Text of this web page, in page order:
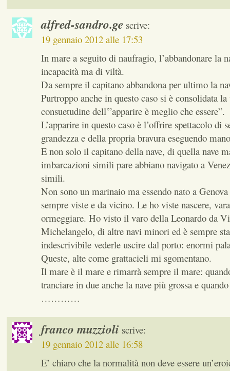
alfred-sandro.ge scrive:
19 gennaio 2012 alle 17:53
In mare a seguito di naufragio, l’abbandonare la
incapacità ma di viltà.
Da sempre il capitano abbandona per ultimo la
Purtroppo anche in questo caso si è consolidata
consuetudine dell'”apparire è meglio che essere”.
L’apparire in questo caso è l’offrire spettacolo di
grandezza e della propria bravura eseguendo
E non solo il capitano della nave, di quella nave
imbarcazioni simili pare abbiano navigato a
simili.
Non sono un marinaio ma essendo nato a
sempre viste e da vicino. Le ho viste nascere,
ormeggiare. Ho visto il varo della Leonardo da
Michelangelo, di altre navi minori ed è sempre
indescrivibile vederle uscire dal porto: enormi
Queste, alte come grattacieli mi sgomentano.
Il mare è il mare e rimarrà sempre il mare:
tranciare in due anche la nave più grossa e
…………
franco muzzioli scrive:
19 gennaio 2012 alle 16:58
E’ chiaro che la normalità non deve essere